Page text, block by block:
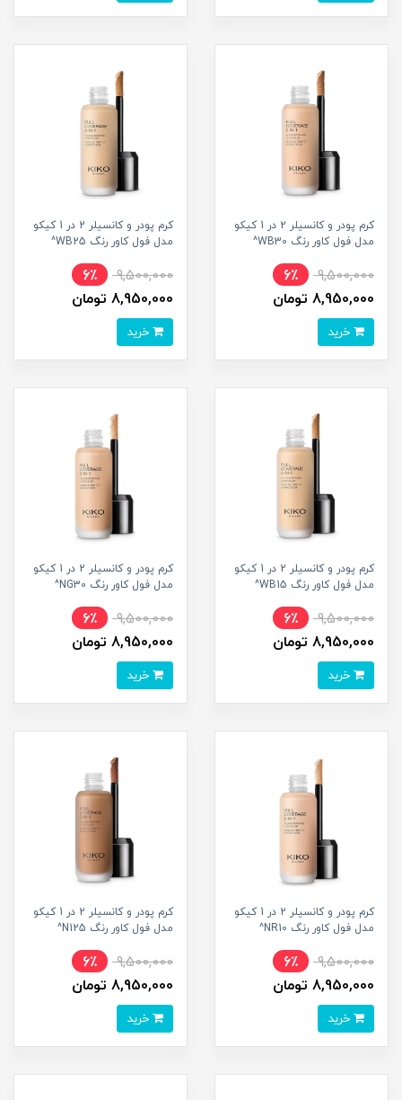
کرم پودر و کانسیلر 2 در 1 کیکو
مدل فول کاور رنگ WB30^
9,500,000
6٪
8,950,000 تومان
کرم پودر و کانسیلر 2 در 1 کیکو
مدل فول کاور رنگ WB25^
9,500,000
6٪
8,950,000 تومان
کرم پودر و کانسیلر 2 در 1 کیکو
مدل فول کاور رنگ WB15^
9,500,000
6٪
8,950,000 تومان
کرم پودر و کانسیلر 2 در 1 کیکو
مدل فول کاور رنگ NG30^
9,500,000
6٪
8,950,000 تومان
کرم پودر و کانسیلر 2 در 1 کیکو
مدل فول کاور رنگ NR10^
9,500,000
6٪
8,950,000 تومان
کرم پودر و کانسیلر 2 در 1 کیکو
مدل فول کاور رنگ N125^
9,500,000
6٪
8,950,000 تومان